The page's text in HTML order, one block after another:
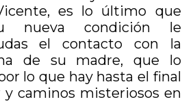
es lo último que
nueva condición le
el contacto con la
de su madre, que lo
lo que hay hasta el final
caminos misteriosos en